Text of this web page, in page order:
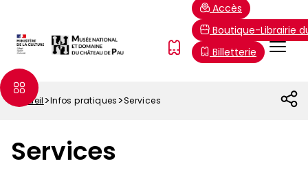
contenu
principal
Menu
FR
Accès
Boutique-Librairie
Billetterie
Fil
Accueil Infos pratiques Services
Services